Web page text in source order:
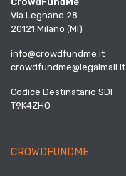
Via Legnano 28
20121 Milano (MI)
info@crowdfundme.it
crowdfundme@legalmail.it
Codice Destinatario SDI
T9K4ZHO
CROWDFUNDME